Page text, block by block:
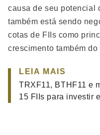
causa de seu potencial
também está sendo
cotas de FIIs como
crescimento também
LEIA MAIS
TRXF11, BTHF11 e
15 FIIs para investir